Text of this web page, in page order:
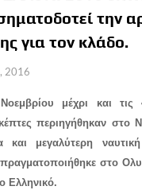
την
για τον κλάδο.
2016
μέχρι και τις
περιηγήθηκαν στο
και μεγαλύτερη
στο
Ελληνικό.